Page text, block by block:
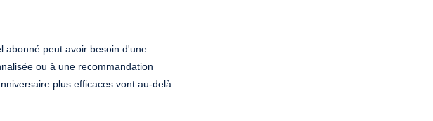
abonné peut avoir besoin d'une
ou à une recommandation
plus efficaces vont au-delà